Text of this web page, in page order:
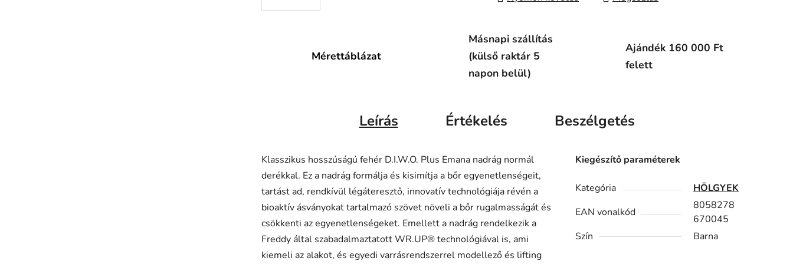
Mérettáblázat
Másnapi szállítás
(külső raktár 5
napon belül)
Ajándék 160 000 Ft
felett
Leírás Értékelés Beszélgetés
Klasszikus hosszúságú fehér D.I.W.O. Plus Emana nadrág normál
derékkal. Ez a nadrág formálja és kisimítja a bőr egyenetlenségeit,
tartást ad, rendkívül légáteresztő, innovatív technológiája révén a
bioaktív ásványokat tartalmazó szövet növeli a bőr rugalmasságát és
csökkenti az egyenetlenségeket. Emellett a nadrág rendelkezik a
Freddy által szabadalmaztatott WR.UP® technológiával is, ami
kiemeli az alakot, és egyedi varrásrendszerrel modellező és lifting
Kiegészítő paraméterek
Kategória
HÖLGYEK
EAN vonalkód
8058278
670045
Szín
Barna